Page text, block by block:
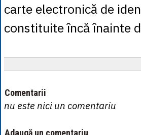
carte electronică de
constituite încă înainte
Comentarii
nu este nici un comentariu
Adaugă un comentariu